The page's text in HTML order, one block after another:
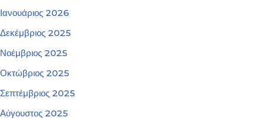
Ιανουάριος 2026
Δεκέμβριος 2025
Νοέμβριος 2025
Οκτώβριος 2025
Σεπτέμβριος 2025
Αύγουστος 2025